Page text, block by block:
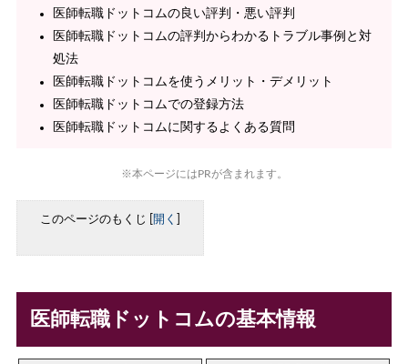
医師転職ドットコムの良い評判・悪い評判
医師転職ドットコムの評判からわかるトラブル事例と対
処法
医師転職ドットコムを使うメリット・デメリット
医師転職ドットコムでの登録方法
医師転職ドットコムに関するよくある質問
※本ページにはPRが含まれます。
このページのもくじ 開く
医師転職ドットコムの基本情報